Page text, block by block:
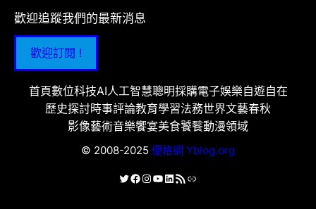
歡迎追蹤我們的最新消息
歡迎訂閱 !
首頁數位科技AI人工智慧聰明採購電子娛樂自遊自在
歷史探討時事評論教育學習法務世界文藝春秋
影像藝術音樂饗宴美食饕餮動漫領域
© 2008-2025 優格網 Yblog.org
X Facebook
Instagram
YouTube
LinkedIn
RSS 資訊提供連結